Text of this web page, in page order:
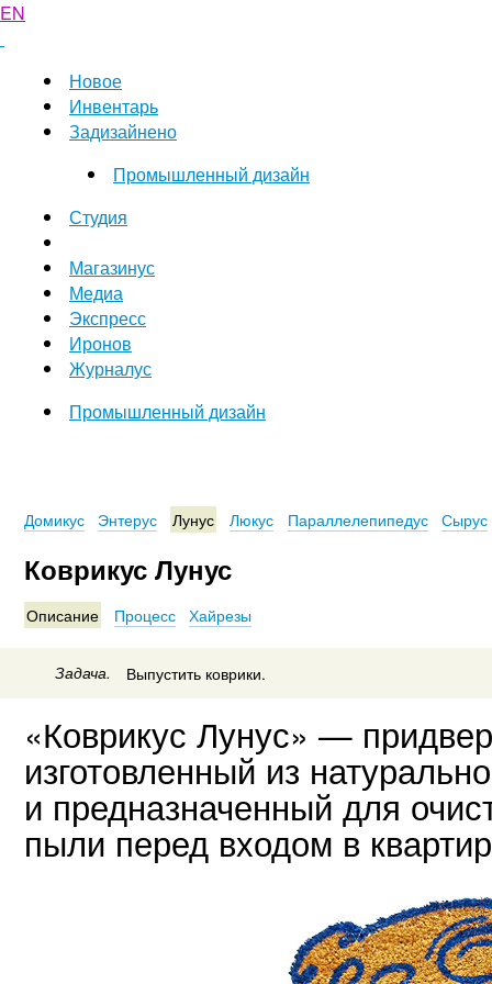
EN
Новое
Инвентарь
Задизайнено
Промышленный дизайн
Студия
Магазинус
Медиа
Экспресс
Иронов
Журналус
Промышленный дизайн
Домикус Энтерус Лунус Люкус Параллелепипедус Сырус
Коврикус Лунус
Описание Процесс Хайрезы
Задача. Выпустить коврики.
«Коврикус Лунус» —
изготовленный из
и предназначенный для
пыли перед входом в